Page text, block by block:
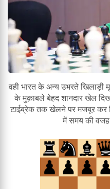
वही भारत के अन्य उभरते खिलाड़ी
के मुक़ाबले बेहद शानदार खेल
टाईब्रेक तक खेलने पर मजबूर कर
में समय की वजह